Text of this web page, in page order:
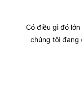
Có điều gì đó
chúng tôi đang